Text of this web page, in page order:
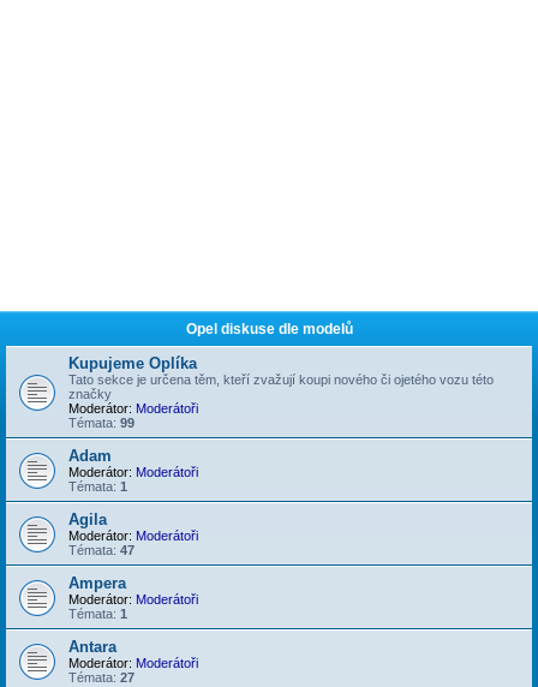
Opel diskuse dle modelů
Kupujeme Oplíka
Tato sekce je určena těm, kteří zvažují koupi nového či ojetého vozu této
značky
Moderátor: Moderátoři
Témata: 99
Adam
Moderátor: Moderátoři
Témata: 1
Agila
Moderátor: Moderátoři
Témata: 47
Ampera
Moderátor: Moderátoři
Témata: 1
Antara
Moderátor: Moderátoři
Témata: 27